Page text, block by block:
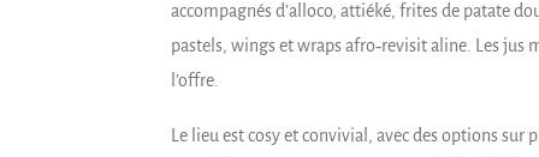
accompagnés d’alloco, attiéké, frites de patate
pastels, wings et wraps afro‑revisit aline. Les
l’offre.
Le lieu est cosy et convivial, avec des options